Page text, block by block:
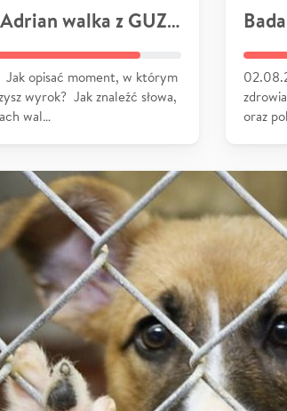
Szymaniak Adrian walka z GUZEM
Jak opisać moment, w którym
wyrok? Jak znaleźć słowa,
wal…
oraz